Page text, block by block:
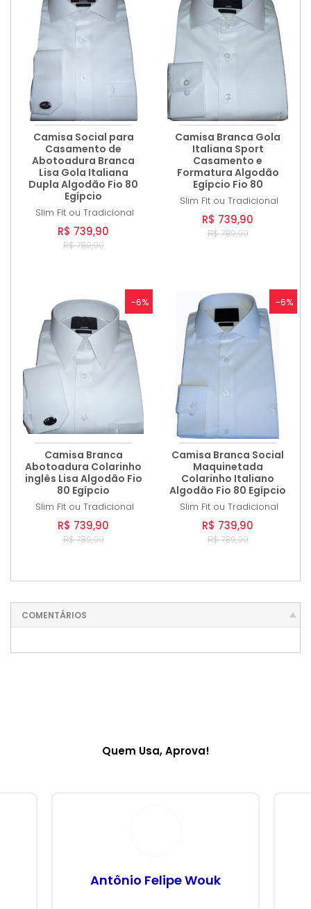
Camisa Social para
Casamento de
Abotoadura Branca
Lisa Gola Italiana
Dupla Algodão Fio 80
Egípcio
Slim Fit ou Tradicional
R$ 739,90
R$ 789,90
Camisa Branca Gola
Italiana Sport
Casamento e
Formatura Algodão
Egípcio Fio 80
Slim Fit ou Tradicional
R$ 739,90
R$ 789,90
-6%
Camisa Branca
Abotoadura Colarinho
inglês Lisa Algodão Fio
80 Egípcio
Slim Fit ou Tradicional
R$ 739,90
R$ 789,90
-6%
Camisa Branca Social
Maquinetada
Colarinho Italiano
Algodão Fio 80 Egípcio
Slim Fit ou Tradicional
R$ 739,90
R$ 789,90
COMENTÁRIOS
Quem Usa, Aprova!
Antônio Felipe Wouk